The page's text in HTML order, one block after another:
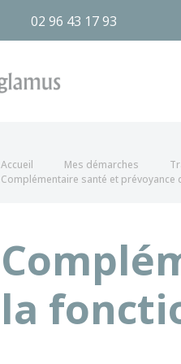
02 96 43 17 93
Accueil Mes démarches
Complémentaire santé et
la